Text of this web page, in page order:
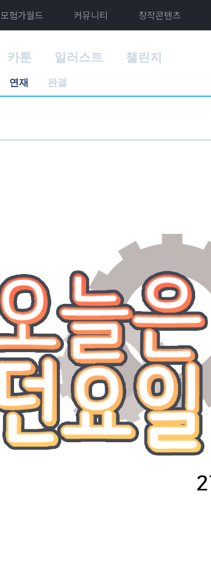
모험가월드 커뮤니티 창작콘텐츠
카툰
연재 완결
일러스트 챌린지